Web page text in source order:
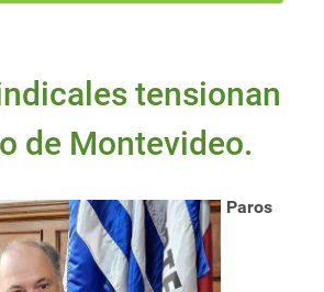
tensionan
de Montevideo.
Paros